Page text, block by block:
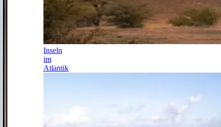
Inseln
im
Atlantik